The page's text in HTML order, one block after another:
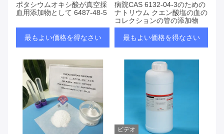
ポタシウムオキシ酸が真空採
血用添加物として 6487-48-5
最もよい価格を得なさい
病院CAS 6132-04-3のための
ナトリウム クエン酸塩の血の
コレクションの管の添加物
最もよい価格を得なさい
ビデオ